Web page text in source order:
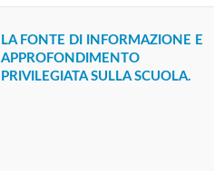
LA FONTE DI INFORMAZIONE E
APPROFONDIMENTO
PRIVILEGIATA SULLA SCUOLA.